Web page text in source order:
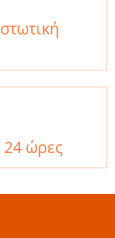
24 ώρες